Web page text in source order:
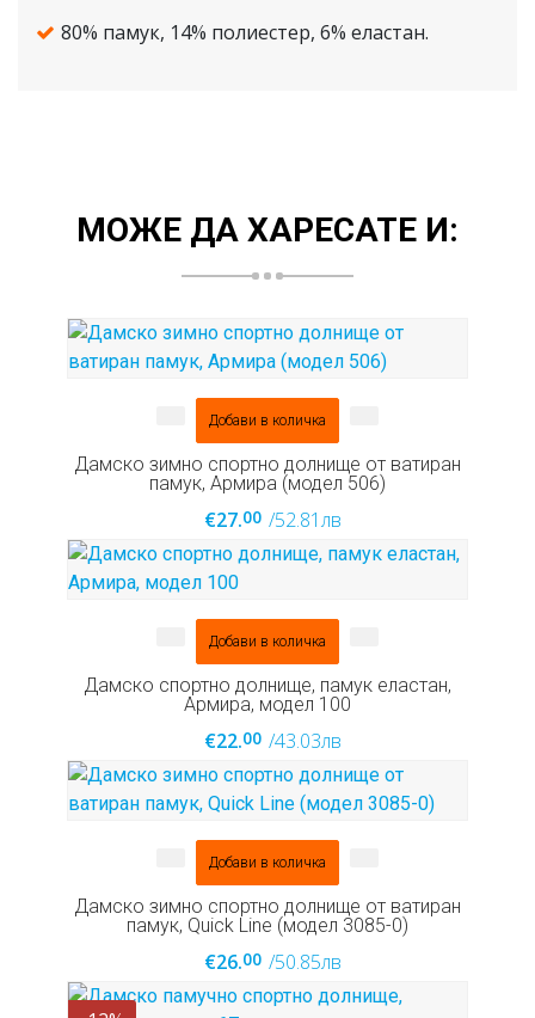
ЖИЛЕТКИ
ЗИМНА КОЛЕКЦИЯ
ДОЛНИЩА
КЪСИ ПАНТАЛОНИ
ТУНИКИ
ЖЕНИ
80% памук, 14% полиестер, 6% еластан.
МОЖЕ ДА ХАРЕСАТЕ И:
Добави в количка
Дамско зимно спортно долнище от ватиран
памук, Армира (модел 506)
€27.00 /52.81лв
Добави в количка
Дамско спортно долнище, памук еластан,
Армира, модел 100
€22.00 /43.03лв
Добави в количка
Дамско зимно спортно долнище от ватиран
памук, Quick Line (модел 3085-0)
€26.00 /50.85лв